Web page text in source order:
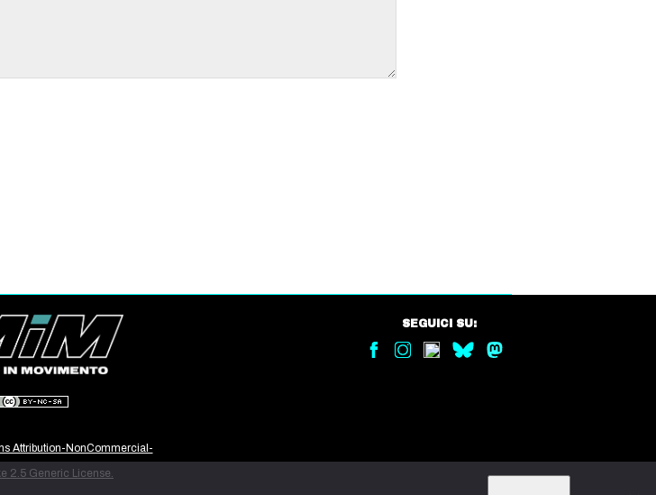
Attribution-NonCommercial-
2.5 Generic License.
SEGUICI SU: